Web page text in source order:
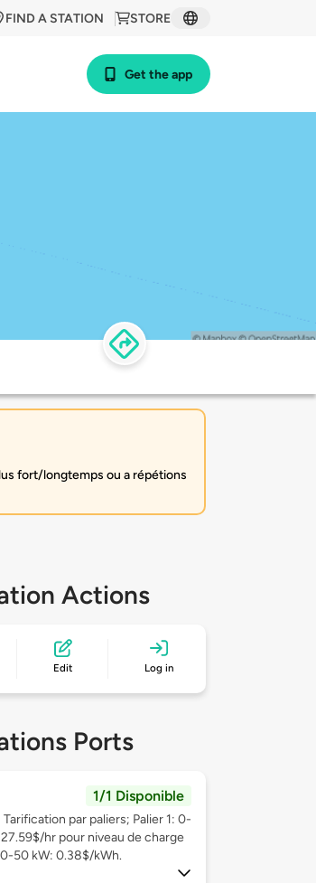
STORE
FIND A STATION
Get the app
fort/longtemps ou a répétions
Actions
Edit Log in
Ports
1/1 Disponible
par paliers; Palier 1: 0-
hr pour niveau de charge
50 kW: 0.38$/kWh.